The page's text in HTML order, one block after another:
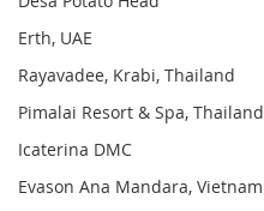
Erth, UAE
Rayavadee, Krabi, Thailand
Pimalai Resort & Spa, Thailand
Icaterina DMC
Evason Ana Mandara, Vietnam